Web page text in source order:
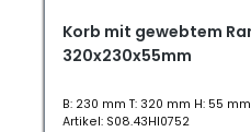
Korb mit gewebtem
320x230x55mm
B: 230 mm T: 320 mm H: 55 mm
Artikel: S08.43HI0752